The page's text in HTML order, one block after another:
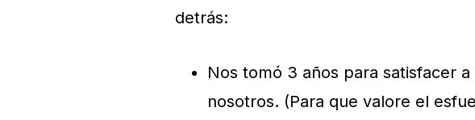
detrás:
Nos tomó 3 años para satisfacer
nosotros. (Para que valore el